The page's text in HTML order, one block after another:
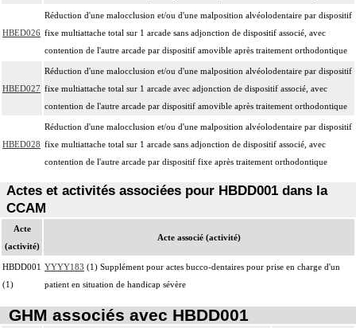
HBED026
Réduction d'une malocclusion et/ou d'une malposition alvéolodentaire par dispositif
fixe multiattache total sur 1 arcade sans adjonction de dispositif associé, avec
contention de l'autre arcade par dispositif amovible après traitement orthodontique
HBED027
Réduction d'une malocclusion et/ou d'une malposition alvéolodentaire par dispositif
fixe multiattache total sur 1 arcade avec adjonction de dispositif associé, avec
contention de l'autre arcade par dispositif amovible après traitement orthodontique
HBED028
Réduction d'une malocclusion et/ou d'une malposition alvéolodentaire par dispositif
fixe multiattache total sur 1 arcade sans adjonction de dispositif associé, avec
contention de l'autre arcade par dispositif fixe après traitement orthodontique
Actes et activités associées pour HBDD001 dans la
CCAM
Acte
(activité)
Acte associé (activité)
HBDD001
(1)
YYYY183 (1) Supplément pour actes bucco-dentaires pour prise en charge d'un
patient en situation de handicap sévère
GHM associés avec HBDD001